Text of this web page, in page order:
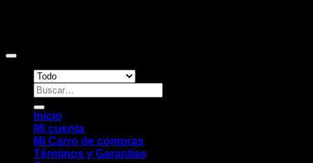
Buscar
por:
Inicio
Mi cuenta
Mi Carro de compras
Términos y Garantías